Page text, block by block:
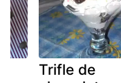
Trifle de